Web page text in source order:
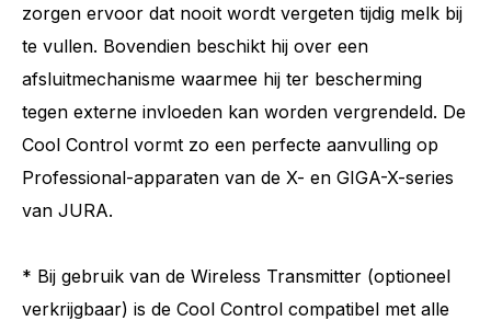
zorgen ervoor dat nooit wordt vergeten tijdig melk bij
te vullen. Bovendien beschikt hij over een
afsluitmechanisme waarmee hij ter bescherming
tegen externe invloeden kan worden vergrendeld. De
Cool Control vormt zo een perfecte aanvulling op
Professional-apparaten van de X- en GIGA-X-series
van JURA.
* Bij gebruik van de Wireless Transmitter (optioneel
verkrijgbaar) is de Cool Control compatibel met alle